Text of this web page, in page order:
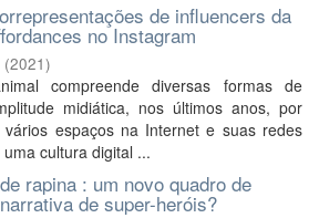
de influencers da
no Instagram
(2021)
compreende diversas formas de
midiática, nos últimos anos, por
espaços na Internet e suas redes
cultura digital ...
rapina : um novo quadro de
de super-heróis?